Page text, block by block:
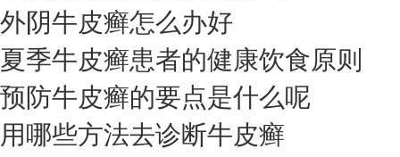
外阴牛皮癣怎么办好
夏季牛皮癣患者的健康饮食原则
预防牛皮癣的要点是什么呢
用哪些方法去诊断牛皮癣